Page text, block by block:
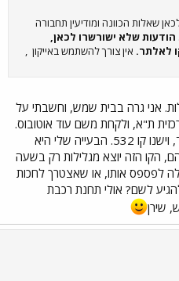
שאלות הכוונה ומודיעין תחבורה
הודעות שלא ישורשרו לכאן,
לאלתר. אין צורך להשתמש באייקון
אני גרה בבית שמש, וחשבתי על
ת"א, ולקחת משם עוד אוטובוס.
מבדיקה שעשיתי באתר של אגד, וישנו קו 532. הבעייה שלי היא
הקו הזה יוצא מגלילות רק בשעה
עלולה לפספס אותו, או שאצטרך לחכות
לשם? אולי תחנת רכבת
שירן